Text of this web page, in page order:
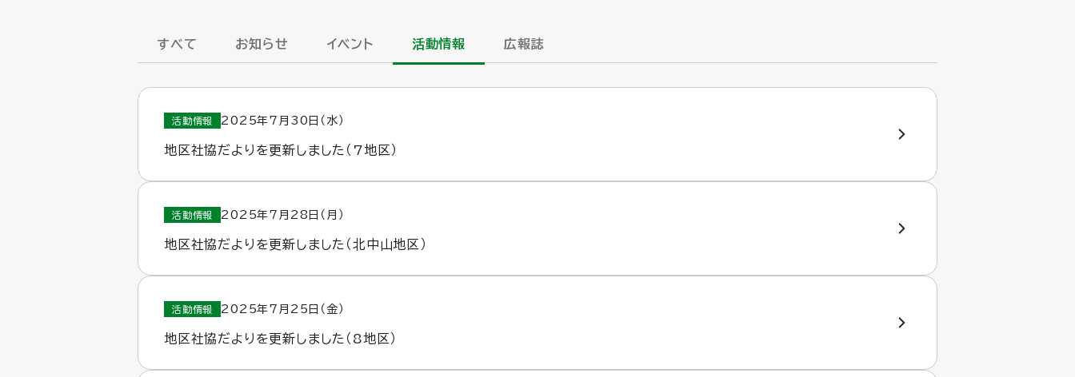
すべて お知らせ イベント 活動情報 広報誌
活動情報 2025年7月30日（水）
地区社協だよりを更新しました（7地区）
活動情報 2025年7月28日（月）
地区社協だよりを更新しました（北中山地区）
活動情報 2025年7月25日（金）
地区社協だよりを更新しました（8地区）